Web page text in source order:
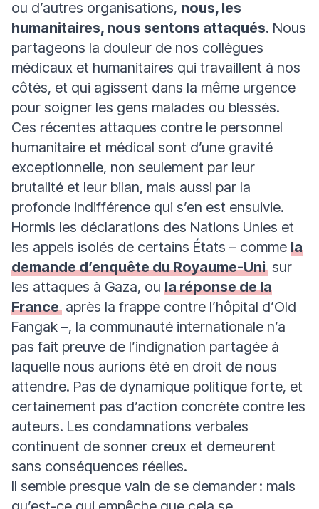
ou d’autres organisations, nous, les
humanitaires, nous sentons attaqués. Nous
partageons la douleur de nos collègues
médicaux et humanitaires qui travaillent à nos
côtés, et qui agissent dans la même urgence
pour soigner les gens malades ou blessés.
Ces récentes attaques contre le personnel
humanitaire et médical sont d’une gravité
exceptionnelle, non seulement par leur
brutalité et leur bilan, mais aussi par la
profonde indifférence qui s’en est ensuivie.
Hormis les déclarations des Nations Unies et
les appels isolés de certains États – comme la
demande d’enquête du Royaume-Uni sur
les attaques à Gaza, ou la réponse de la
France après la frappe contre l’hôpital d’Old
Fangak –, la communauté internationale n’a
pas fait preuve de l’indignation partagée à
laquelle nous aurions été en droit de nous
attendre. Pas de dynamique politique forte, et
certainement pas d’action concrète contre les
auteurs. Les condamnations verbales
continuent de sonner creux et demeurent
sans conséquences réelles.
Il semble presque vain de se demander : mais